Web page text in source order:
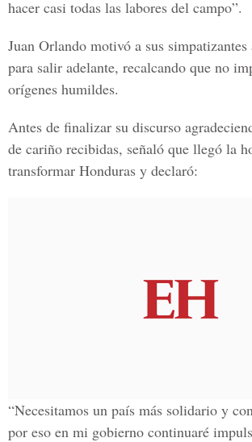
hacer casi todas las labores del campo”.
Juan Orlando motivó a sus simpatizantes
para salir adelante, recalcando que no
orígenes humildes.
Antes de finalizar su discurso
de cariño recibidas, señaló que llegó la
transformar Honduras y declaró:
“Necesitamos un país más solidario y
por eso en mi gobierno continuaré